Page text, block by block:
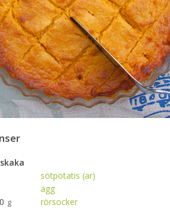
sötpotatis (ar)
ägg
g
rörsocker